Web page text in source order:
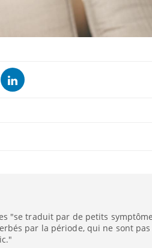
"se traduit par de petits
par la période, qui ne sont